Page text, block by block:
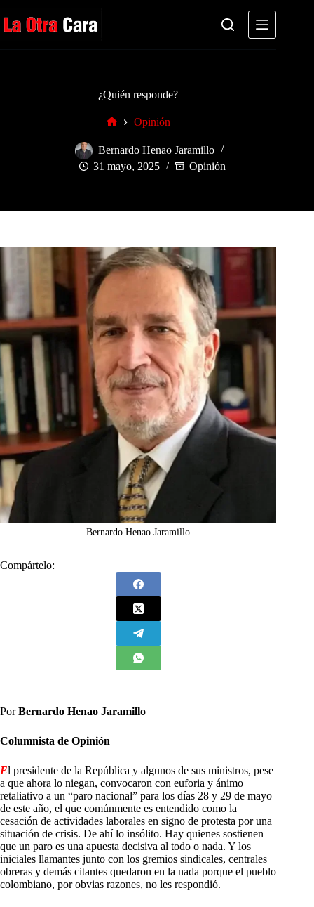
al
contenido
¿Quién responde?
Opinión
Bernardo Henao Jaramillo
31 mayo, 2025
Opinión
Bernardo Henao Jaramillo
Compártelo:
PorBernardo Henao Jaramillo
Columnista de Opinión
El presidente de la República y algunos de sus ministros, pese
a que ahora lo niegan, convocaron con euforia y ánimo
retaliativo a un “paro nacional” para los días 28 y 29 de mayo
de este año, el que comúnmente es entendido como la
cesación de actividades laborales en signo de protesta por una
situación de crisis. De ahí lo insólito. Hay quienes sostienen
que un paro es una apuesta decisiva al todo o nada. Y los
iniciales llamantes junto con los gremios sindicales, centrales
obreras y demás citantes quedaron en la nada porque el pueblo
colombiano, por obvias razones, no les respondió.